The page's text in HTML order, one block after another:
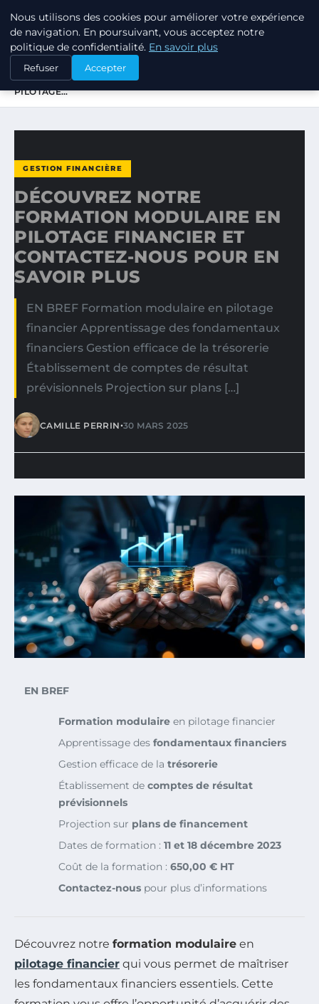
TUEZ-LES TOUS
ACCUEIL
GESTION FINANCIÈRE
DÉCOUVREZ NOTRE FORMATION MODULAIRE EN
PILOTAGE…
GESTION FINANCIÈRE
DÉCOUVREZ NOTRE
FORMATION MODULAIRE EN
PILOTAGE FINANCIER ET
CONTACTEZ-NOUS POUR EN
SAVOIR PLUS
EN BREF Formation modulaire en pilotage
financier Apprentissage des fondamentaux
financiers Gestion efficace de la trésorerie
Établissement de comptes de résultat
prévisionnels Projection sur plans […]
CAMILLE PERRIN•30 MARS 2025
EN BREF
Formation modulaire en pilotage financier
Apprentissage des fondamentaux financiers
Gestion efficace de la trésorerie
Établissement de comptes de résultat
prévisionnels
Projection sur plans de financement
Dates de formation : 11 et 18 décembre 2023
Coût de la formation : 650,00 € HT
Contactez-nous pour plus d’informations
Découvrez notre formation modulaire en
pilotage financier qui vous permet de maîtriser
les fondamentaux financiers essentiels. Cette
Nous utilisons des cookies pour améliorer votre expérience
de navigation. En poursuivant, vous acceptez notre
politique de confidentialité. En savoir plus
Refuser Accepter